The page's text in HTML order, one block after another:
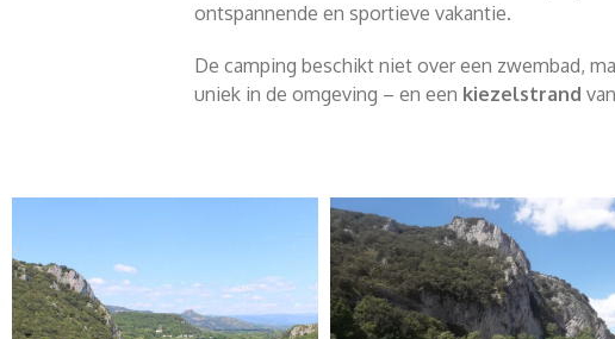
ontspannende en sportieve vakantie.
De camping beschikt niet over een zwembad,
uniek in de omgeving – en een kiezelstrand